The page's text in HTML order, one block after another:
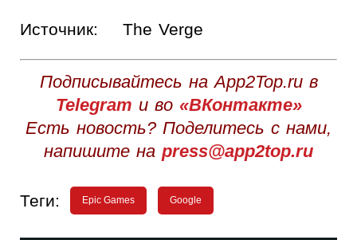
Источник: The Verge
Подписывайтесь на App2Top.ru в
Telegram и во «ВКонтакте»
Есть новость? Поделитесь с нами,
напишите на press@app2top.ru
Теги: Epic Games Google